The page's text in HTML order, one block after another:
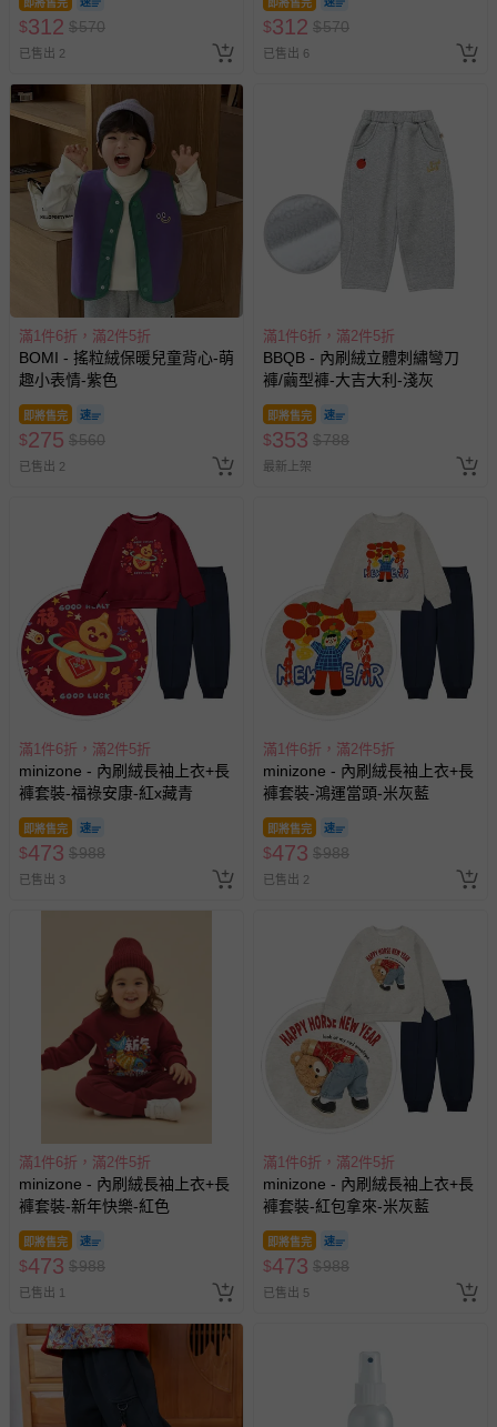
$312 $570
已售出 2
$312 $570
已售出 6
滿1件6折，滿2件5折
BOMI - 搖粒絨保暖兒童背心-萌
趣小表情-紫色
即將售完
$275 $560
已售出 2
滿1件6折，滿2件5折
BBQB - 內刷絨立體刺繡彎刀
褲/繭型褲-大吉大利-淺灰
即將售完
$353 $788
最新上架
滿1件6折，滿2件5折
minizone - 內刷絨長袖上衣+長
褲套裝-福祿安康-紅x藏青
即將售完
$473 $988
已售出 3
滿1件6折，滿2件5折
minizone - 內刷絨長袖上衣+長
褲套裝-鴻運當頭-米灰藍
即將售完
$473 $988
已售出 2
滿1件6折，滿2件5折
minizone - 內刷絨長袖上衣+長
褲套裝-新年快樂-紅色
即將售完
$473 $988
已售出 1
滿1件6折，滿2件5折
minizone - 內刷絨長袖上衣+長
褲套裝-紅包拿來-米灰藍
即將售完
$473 $988
已售出 5